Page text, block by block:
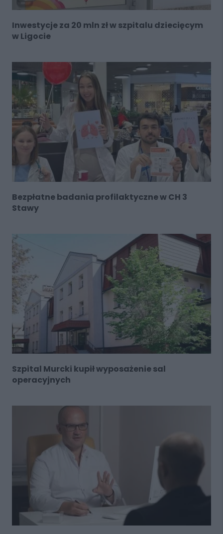
Inwestycje za 20 mln zł w szpitalu dziecięcym
w Ligocie
Bezpłatne badania profilaktyczne w CH 3
Stawy
Szpital Murcki kupił wyposażenie sal
operacyjnych